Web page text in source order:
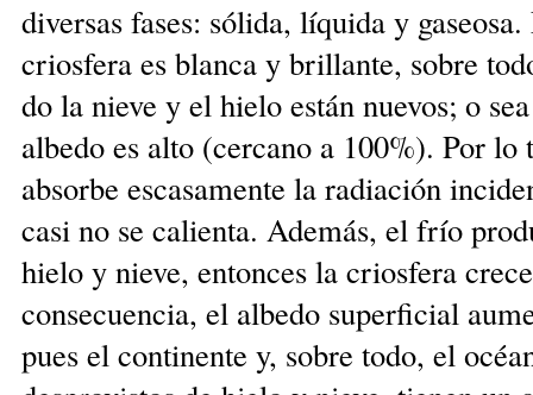
diversas fases: sólida, líqui­da y
criosfera es blanca y brillante, sobre
do la nieve y el hielo están nuevos; o
al­bedo es alto (cercano a 100%). Por lo
absorbe escasamen­te la radiación
casi no se calienta. Además, el frío
hielo y nieve, entonces la criosfera
con­se­cuencia, el albedo superficial
pues el continente y, sobre todo, el